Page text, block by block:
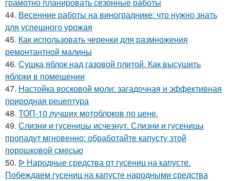
44. Весенние работы на винограднике: что нужно знать
для успешного урожая
45. Как использовать черенки для размножения
ремонтантной малины
46. Сушка яблок над газовой плитой. Как высушить
яблоки в помещении
47. Настойка восковой моли: загадочная и эффективная
природная рецептура
48. ТОП-10 лучших мотоблоков по цене.
49. Слизни и гусеницы исчезнут. Слизни и гусеницы
пропадут мгновенно: обработайте капусту этой
порошковой смесью
50. ᐉ Народные средства от гусениц на капусте.
Побеждаем гусениц на капусте народными средства